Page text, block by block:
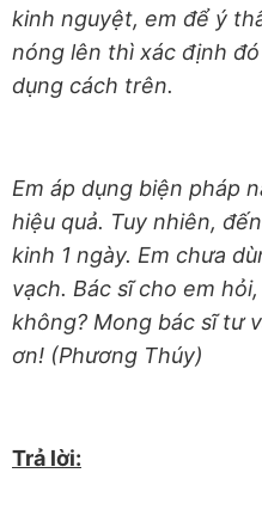
kinh nguyệt, em để ý
nóng lên thì xác định
dụng cách trên.
Em áp dụng biện pháp
hiệu quả. Tuy nhiên,
kinh 1 ngày. Em chưa
vạch. Bác sĩ cho em
không? Mong bác sĩ tư
ơn! (Phương Thúy)
Trả lời: